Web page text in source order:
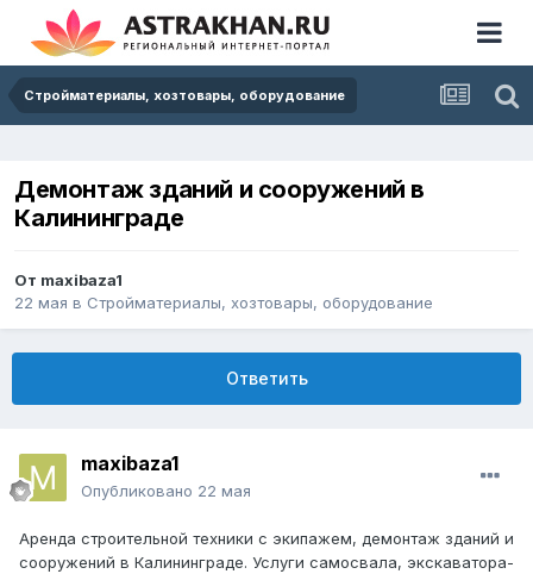
Стройматериалы, хозтовары, оборудование
Демонтаж зданий и сооружений в
Калининграде
От maxibaza1
22 мая в Стройматериалы, хозтовары, оборудование
Ответить
maxibaza1
Опубликовано 22 мая
Аренда строительной техники с экипажем, демонтаж зданий и
сооружений в Калининграде. Услуги самосвала, экскаватора-